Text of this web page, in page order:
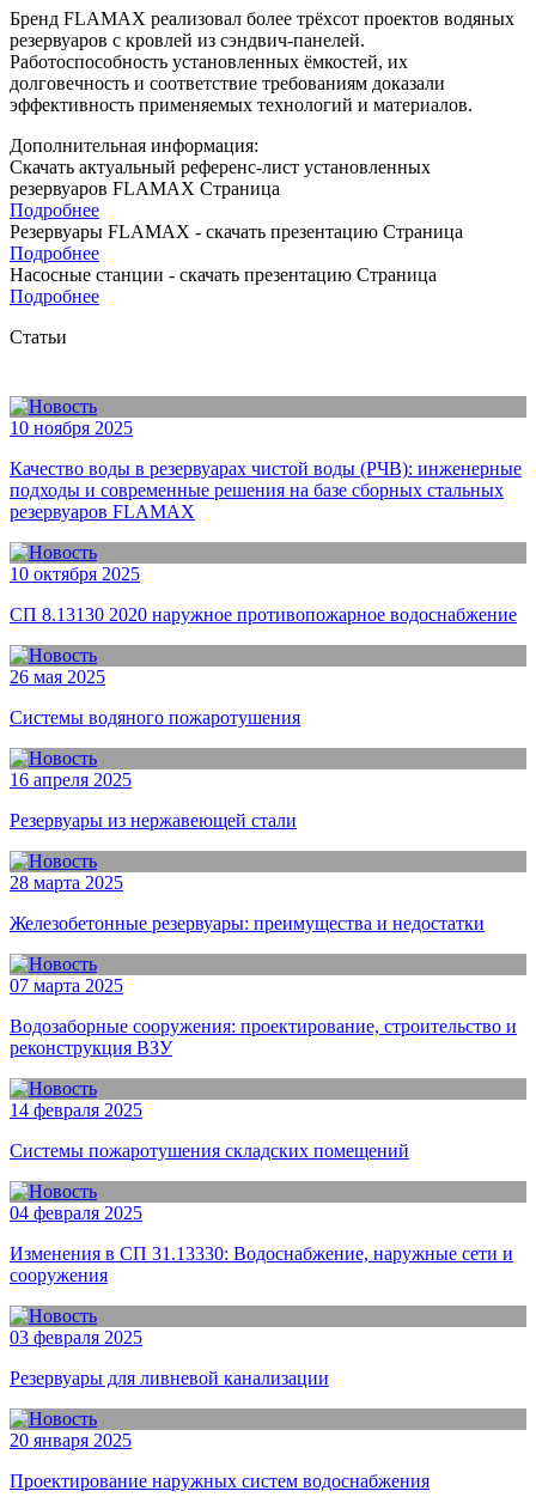
Бренд FLAMAX реализовал более трёхсот проектов водяных
резервуаров с кровлей из сэндвич-панелей.
Работоспособность установленных ёмкостей, их
долговечность и соответствие требованиям доказали
эффективность применяемых технологий и материалов.
Дополнительная информация:
Скачать актуальный референс-лист установленных
резервуаров FLAMAX Страница
Подробнее
Резервуары FLAMAX - скачать презентацию Страница
Подробнее
Насосные станции - скачать презентацию Страница
Подробнее
Статьи
10 ноября 2025
Качество воды в резервуарах чистой воды (РЧВ): инженерные
подходы и современные решения на базе сборных стальных
резервуаров FLAMAX
10 октября 2025
СП 8.13130 2020 наружное противопожарное водоснабжение
26 мая 2025
Системы водяного пожаротушения
16 апреля 2025
Резервуары из нержавеющей стали
28 марта 2025
Железобетонные резервуары: преимущества и недостатки
07 марта 2025
Водозаборные сооружения: проектирование, строительство и
реконструкция ВЗУ
14 февраля 2025
Системы пожаротушения складских помещений
04 февраля 2025
Изменения в СП 31.13330: Водоснабжение, наружные сети и
сооружения
03 февраля 2025
Резервуары для ливневой канализации
20 января 2025
Проектирование наружных систем водоснабжения